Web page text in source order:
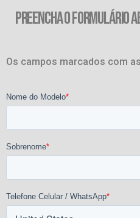
PREENCHA O FORMULÁRIO
Os campos marcados com